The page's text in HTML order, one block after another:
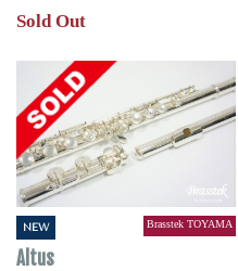
Sold Out
NEW Brasstek TOYAMA
Altus